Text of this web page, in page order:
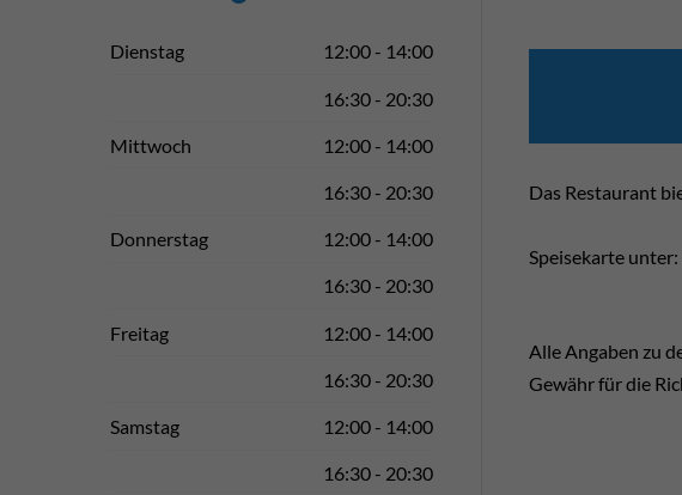
Das Restaurant
Speisekarte unter:
Alle Angaben zu
Gewähr für die
Dienstag 12:00 - 14:00
16:30 - 20:30
Mittwoch 12:00 - 14:00
16:30 - 20:30
Donnerstag 12:00 - 14:00
16:30 - 20:30
Freitag 12:00 - 14:00
16:30 - 20:30
Samstag 12:00 - 14:00
16:30 - 20:30